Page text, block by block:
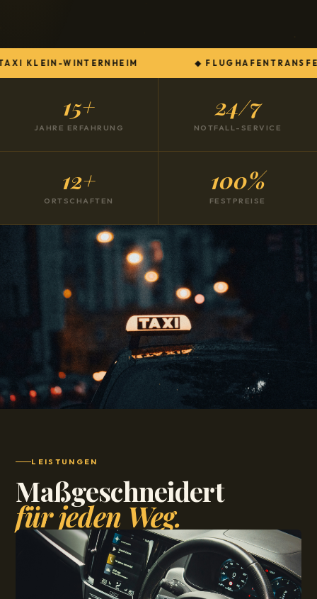
KLEIN-WINTERNHEIM
15+
JAHRE ERFAHRUNG
24/7
NOTFALL-SERVICE
12+
ORTSCHAFTEN
100%
FESTPREISE
LEISTUNGEN
Maßgeschneidert
für jeden Weg.